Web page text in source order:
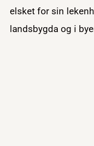
elsket for sin
landsbygda og i